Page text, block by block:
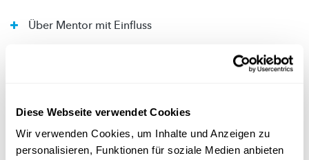
Diese Webseite verwendet Cookies
Wir verwenden Cookies, um Inhalte und Anzeigen zu
personalisieren, Funktionen für soziale Medien anbieten
Über Mentor mit Einfluss
Autor: Emily Iversen (FNR)